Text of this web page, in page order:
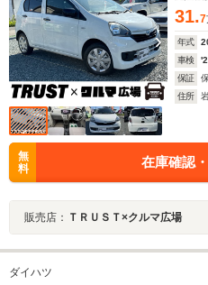
31.7
年式
車検
保証
住所
無
料
在庫確認
販売店： ＴＲＵＳＴ×クルマ広場
ダイハツ